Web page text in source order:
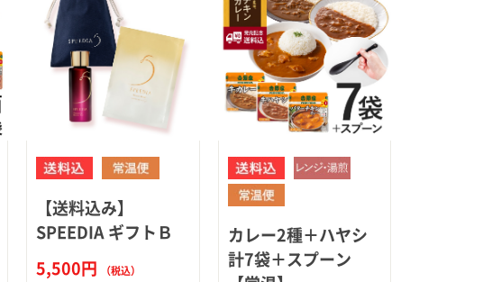
【送料込み】
SPEEDIA ギフトＢ
5,500円
（税込）
カレー2種＋ハヤシ
計7袋＋スプーン